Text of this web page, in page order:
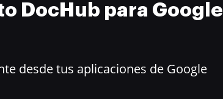
DocHub para Google
desde tus aplicaciones de Google